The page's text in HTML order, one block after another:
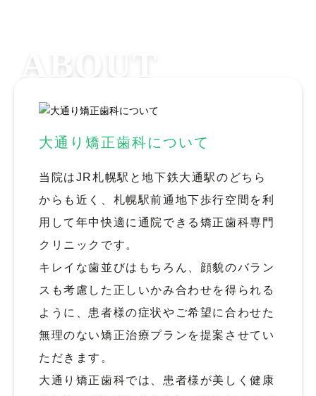
ABOUT
大通り矯正歯科について
当院はJR札幌駅と地下鉄大通駅のどちら
からも近く、札幌駅前通地下歩行空間を利
用して年中快適に通院できる矯正歯科専門
クリニックです。
キレイな歯並びはもちろん、顔貌のバラン
スも考慮した正しいかみ合わせを得られる
ように、患者様の症状やご希望に合わせた
無理のない矯正治療プランを提案させてい
ただきます。
大通り矯正歯科では、患者様が美しく健康